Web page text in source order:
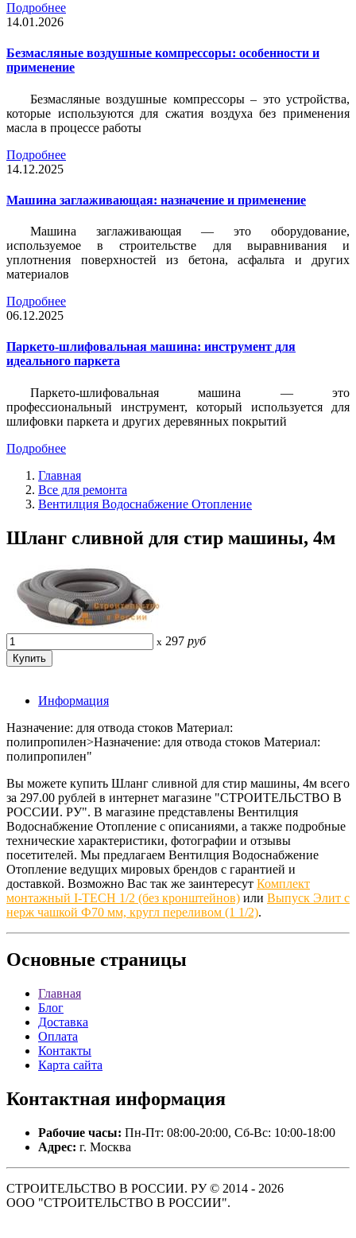
Подробнее
14.01.2026
Безмасляные воздушные компрессоры: особенности и
применение
Безмасляные воздушные компрессоры – это устройства,
которые используются для сжатия воздуха без применения
масла в процессе работы
Подробнее
14.12.2025
Машина заглаживающая: назначение и применение
Машина заглаживающая — это оборудование,
используемое в строительстве для выравнивания и
уплотнения поверхностей из бетона, асфальта и других
материалов
Подробнее
06.12.2025
Паркето-шлифовальная машина: инструмент для
идеального паркета
Паркето-шлифовальная машина — это
профессиональный инструмент, который используется для
шлифовки паркета и других деревянных покрытий
Подробнее
Главная
Все для ремонта
Вентилция Водоснабжение Отопление
Шланг сливной для стир машины, 4м
x 297 руб
Информация
Назначение: для отвода стоков Материал:
полипропилен>Назначение: для отвода стоков Материал:
полипропилен"
Вы можете купить Шланг сливной для стир машины, 4м всего
за 297.00 рублей в интернет магазине "СТРОИТЕЛЬСТВО В
РОССИИ. РУ". В магазине представлены Вентилция
Водоснабжение Отопление с описаниями, а также подробные
технические характеристики, фотографии и отзывы
посетителей. Мы предлагаем Вентилция Водоснабжение
Отопление ведущих мировых брендов с гарантией и
доставкой. Возможно Вас так же заинтересут Комплект
монтажный I-TECH 1/2 (без кронштейнов) или Выпуск Элит с
нерж чашкой Ф70 мм, кругл переливом (1 1/2).
Основные страницы
Главная
Блог
Доставка
Оплата
Контакты
Карта сайта
Контактная информация
Рабочие часы: Пн-Пт: 08:00-20:00, Сб-Вс: 10:00-18:00
Адрес: г. Москва
СТРОИТЕЛЬСТВО В РОССИИ. РУ © 2014 - 2026
ООО "СТРОИТЕЛЬСТВО В РОССИИ".